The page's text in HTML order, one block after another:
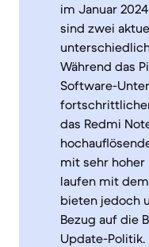
im Januar
sind zwei
Während das
Software-
das Redmi
mit sehr hoher
laufen mit
bieten jedoch
Bezug auf die
Update-Politik.